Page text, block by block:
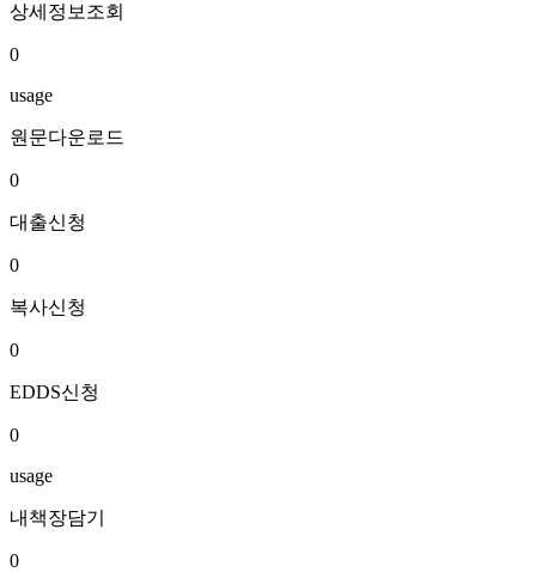
상세정보조회
0
usage
원문다운로드
0
대출신청
0
복사신청
0
EDDS신청
0
usage
내책장담기
0